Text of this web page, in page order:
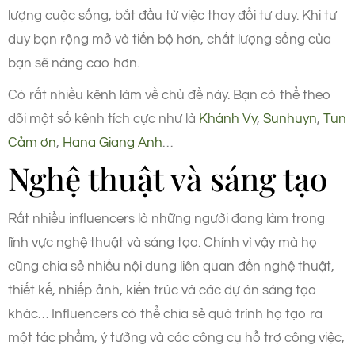
lượng cuộc sống, bắt đầu từ việc thay đổi tư duy. Khi tư
duy bạn rộng mở và tiến bộ hơn, chất lượng sống của
bạn sẽ nâng cao hơn.
Có rất nhiều kênh làm về chủ đề này. Bạn có thể theo
dõi một số kênh tích cực như là Khánh Vy, Sunhuyn, Tun
Cảm ơn, Hana Giang Anh…
Nghệ thuật và sáng tạo
Rất nhiều influencers là những người đang làm trong
lĩnh vực nghệ thuật và sáng tạo. Chính vì vậy mà họ
cũng chia sẻ nhiều nội dung liên quan đến nghệ thuật,
thiết kế, nhiếp ảnh, kiến trúc và các dự án sáng tạo
khác… Influencers có thể chia sẻ quá trình họ tạo ra
một tác phẩm, ý tưởng và các công cụ hỗ trợ công việc,